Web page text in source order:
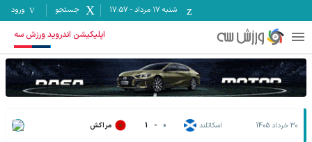
شنبه ۱۷ مرداد -
17:57 جستجو ورود
اپلیکیشن اندروید ورزش سه
30 خرداد 1405 اسکاتلند 0
-
1 مراکش